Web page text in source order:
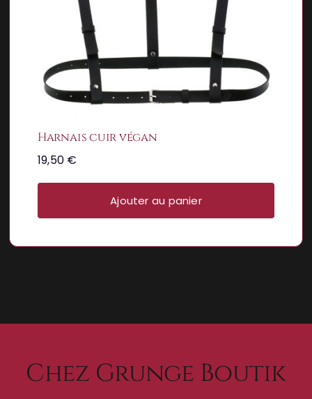
Harnais cuir végan
19,50 €
Ajouter au panier
Chez Grunge Boutik